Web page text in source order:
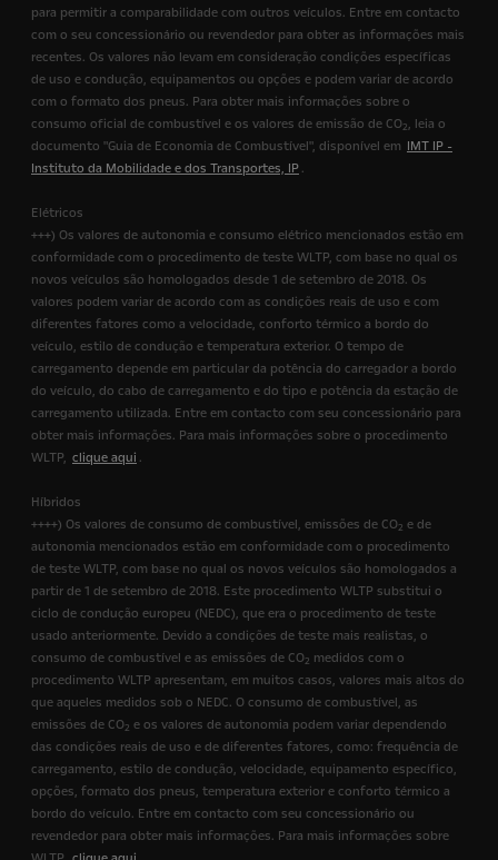
para permitir a comparabilidade com outros veículos. Entre em contacto
com o seu concessionário ou revendedor para obter as informações mais
recentes. Os valores não levam em consideração condições específicas
de uso e condução, equipamentos ou opções e podem variar de acordo
com o formato dos pneus. Para obter mais informações sobre o
consumo oficial de combustível e os valores de emissão de CO2, leia o
documento "Guia de Economia de Combustível", disponível em IMT IP -
Instituto da Mobilidade e dos Transportes, IP .
Elétricos
+++) Os valores de autonomia e consumo elétrico mencionados estão em
conformidade com o procedimento de teste WLTP, com base no qual os
novos veículos são homologados desde 1 de setembro de 2018. Os
valores podem variar de acordo com as condições reais de uso e com
diferentes fatores como a velocidade, conforto térmico a bordo do
veículo, estilo de condução e temperatura exterior. O tempo de
carregamento depende em particular da potência do carregador a bordo
do veículo, do cabo de carregamento e do tipo e potência da estação de
carregamento utilizada. Entre em contacto com seu concessionário para
obter mais informações. Para mais informações sobre o procedimento
WLTP, clique aqui .
Híbridos
++++) Os valores de consumo de combustível, emissões de CO2 e de
autonomia mencionados estão em conformidade com o procedimento
de teste WLTP, com base no qual os novos veículos são homologados a
partir de 1 de setembro de 2018. Este procedimento WLTP substitui o
ciclo de condução europeu (NEDC), que era o procedimento de teste
usado anteriormente. Devido a condições de teste mais realistas, o
consumo de combustível e as emissões de CO2 medidos com o
procedimento WLTP apresentam, em muitos casos, valores mais altos do
que aqueles medidos sob o NEDC. O consumo de combustível, as
emissões de CO2 e os valores de autonomia podem variar dependendo
das condições reais de uso e de diferentes fatores, como: frequência de
carregamento, estilo de condução, velocidade, equipamento específico,
opções, formato dos pneus, temperatura exterior e conforto térmico a
bordo do veículo. Entre em contacto com seu concessionário ou
revendedor para obter mais informações. Para mais informações sobre